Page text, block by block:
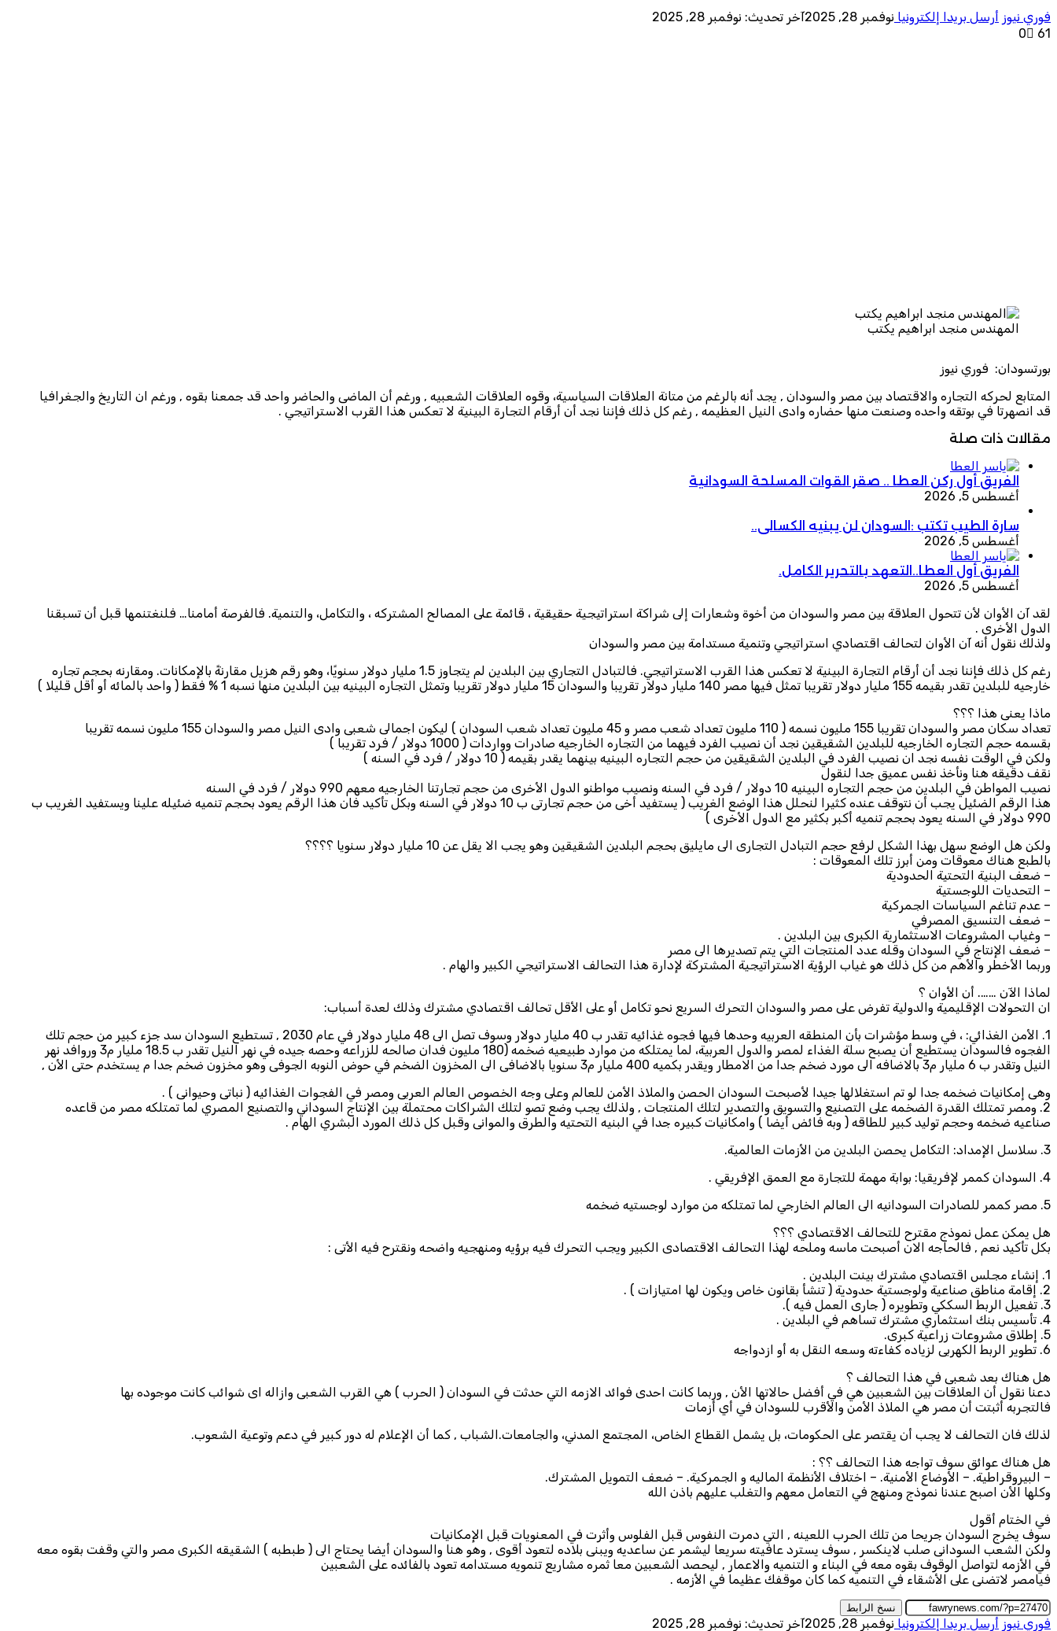
فوري نيوز أرسل بريدا إلكترونيا نوفمبر 28, 2025
آخر تحديث: نوفمبر 28, 2025
0
61
المهندس منجد ابراهيم يكتب
بورتسودان: فوري نيوز
المتابع لحركه التجاره والاقتصاد بين مصر والسودان , يجد أنه بالرغم من متانة العلاقات السياسية، وقوه العلاقات الشعبيه , ورغم أن الماضى والحاضر واحد قد جمعنا بقوه , ورغم ان التاريخ والجغرافيا
قد انصهرتا في بوتقه واحده وصنعت منها حضاره وادى النيل العظيمه , رغم كل ذلك فإننا نجد أن أرقام التجارة البينية لا تعكس هذا القرب الاستراتيجي .
مقالات ذات صلة
الفريق أول ركن العطا .. صقر القوات المسلحة السودانية
أغسطس 5, 2026
سارة الطيب تكتب :السودان لن يبنيه الكسالى..
أغسطس 5, 2026
الفريق أول العطا..التعهد بالتحرير الكامل.
أغسطس 5, 2026
لقد آن الأوان لأن تتحول العلاقة بين مصر والسودان من أخوة وشعارات إلى شراكة استراتيجية حقيقية ، قائمة على المصالح المشتركه ، والتكامل، والتنمية. فالفرصة أمامنا… فلنغتنمها قبل أن تسبقنا
الدول الأخرى .
ولذلك نقول أنه آن الأوان لتحالف اقتصادي استراتيجي وتنمية مستدامة بين مصر والسودان
رغم كل ذلك فإننا نجد أن أرقام التجارة البينية لا تعكس هذا القرب الاستراتيجي. فالتبادل التجاري بين البلدين لم يتجاوز 1.5 مليار دولار سنويًا، وهو رقم هزيل مقارنةً بالإمكانات. ومقارنه بحجم تجاره
خارجيه للبلدين تقدر بقيمه 155 مليار دولار تقريبا تمثل فيها مصر 140 مليار دولار تقريبا والسودان 15 مليار دولار تقريبا وتمثل التجاره البينيه بين البلدين منها نسبه 1 % فقط ( واحد بالمائه أو أقل قليلا )
ماذا يعنى هذا ؟؟؟
تعداد سكان مصر والسودان تقريبا 155 مليون نسمه ( 110 مليون تعداد شعب مصر و 45 مليون تعداد شعب السودان ) ليكون اجمالى شعبى وادى النيل مصر والسودان 155 مليون نسمه تقريبا
بقسمه حجم التجاره الخارجيه للبلدين الشقيقين نجد أن نصيب الفرد فيهما من التجاره الخارجيه صادرات وواردات ( 1000 دولار / فرد تقريبا )
ولكن في الوقت نفسه نجد ان نصيب الفرد في البلدين الشقيقين من حجم التجاره البينيه بينهما يقدر بقيمه ( 10 دولار / فرد في السنه )
نقف دقيقه هنا ونأخذ نفس عميق جدا لنقول
نصيب المواطن في البلدين من حجم التجاره البينيه 10 دولار / فرد في السنه ونصيب مواطنو الدول الأخرى من حجم تجارتنا الخارجيه معهم 990 دولار / فرد في السنه
هذا الرقم الضئيل يجب أن نتوقف عنده كثيرا لنحلل هذا الوضع الغريب ( يستفيد أخى من حجم تجارتى ب 10 دولار في السنه وبكل تأكيد فان هذا الرقم يعود بحجم تنميه ضئيله علينا ويستفيد الغريب ب
990 دولار في السنه يعود بحجم تنميه أكبر بكثير مع الدول الأخرى )
ولكن هل الوضع سهل بهذا الشكل لرفع حجم التبادل التجارى الى مايليق بحجم البلدين الشقيقين وهو يجب الا يقل عن 10 مليار دولار سنويا ؟؟؟؟
بالطبع هناك معوقات ومن أبرز تلك المعوقات :
– ضعف البنية التحتية الحدودية
– التحديات اللوجستية
– عدم تناغم السياسات الجمركية
– ضعف التنسيق المصرفي
– وغياب المشروعات الاستثمارية الكبرى بين البلدين .
– ضعف الإنتاج في السودان وقله عدد المنتجات التي يتم تصديرها الى مصر
وربما الأخطر والأهم من كل ذلك هو غياب الرؤية الاستراتيجية المشتركة لإدارة هذا التحالف الاستراتيجي الكبير والهام .
لماذا الآن ……. أن الأوان ؟
ان التحولات الإقليمية والدولية تفرض على مصر والسودان التحرك السريع نحو تكامل أو على الأقل تحالف اقتصادي مشترك وذلك لعدة أسباب:
1. الأمن الغذائي: ، في وسط مؤشرات بأن المنطقه العربيه وحدها فيها فجوه غذائيه تقدر ب 40 مليار دولار وسوف تصل الى 48 مليار دولار في عام 2030 , تستطيع السودان سد جزء كبير من حجم تلك
الفجوه فالسودان يستطيع أن يصبح سلة الغذاء لمصر والدول العربية، لما يمتلكه من موارد طبيعيه ضخمه (180 مليون فدان صالحه للزراعه وحصه جيده في نهر النيل تقدر ب 18.5 مليار م3 وروافد نهر
النيل وتقدر ب 6 مليار م3 بالاضافه الى مورد ضخم جدا من الامطار ويقدر بكميه 400 مليار م3 سنويا بالاضافى الى المخزون الضخم في حوض النوبه الجوفى وهو مخزون ضخم جدا م يستخدم حتى الأن ,
وهى إمكانيات ضخمه جدا لو تم استغلالها جيدا لأصبحت السودان الحصن والملاذ الأمن للعالم وعلى وجه الخصوص العالم العربى ومصر في الفجوات الغذائيه ( نباتى وحيوانى ) .
2. ومصر تمتلك القدرة الضخمه على التصنيع والتسويق والتصدير لتلك المنتجات , ولذلك يجب وضع تصو لتلك الشراكات محتملة بين الإنتاج السوداني والتصنيع المصري لما تمتلكه مصر من قاعده
صناعيه ضخمه وحجم توليد كبير للطاقه ( وبه فائض أيضا ) وامكانيات كبيره جدا في البنيه التحتيه والطرق والموانى وقبل كل ذلك المورد البشري الهام .
3. سلاسل الإمداد: التكامل يحصن البلدين من الأزمات العالمية.
4. السودان كممر لإفريقيا: بوابة مهمة للتجارة مع العمق الإفريقي .
5. مصر كممر للصادرات السودانيه الى العالم الخارجي لما تمتلكه من موارد لوجستيه ضخمه
هل يمكن عمل نموذج مقترح للتحالف الاقتصادي ؟؟؟
بكل تأكيد نعم , فالحاجه الان أصبحت ماسه وملحه لهذا التحالف الاقتصادى الكبير ويجب التحرك فيه برؤيه ومنهجيه واضحه ونقترح فيه الأتى :
1. إنشاء مجلس اقتصادي مشترك بينت البلدين .
2. إقامة مناطق صناعية ولوجستية حدودية ( تنشأ بقانون خاص ويكون لها امتيازات ) .
3. تفعيل الربط السككي وتطويره ( جارى العمل فيه ).
4. تأسيس بنك استثماري مشترك تساهم في البلدين .
5. إطلاق مشروعات زراعية كبرى.
6. تطوير الربط الكهربى لزياده كفاءته وسعه النقل به أو ازدواجه
هل هناك بعد شعبى في هذا التحالف ؟
دعنا نقول أن العلاقات بين الشعبين هي في أفضل حالاتها الأن , وربما كانت احدى فوائد الازمه التي حدثت في السودان ( الحرب ) هي القرب الشعبى وازاله اى شوائب كانت موجوده بها
فالتجربه أثبتت أن مصر هي الملاذ الأمن والأقرب للسودان في أي أزمات
لذلك فان التحالف لا يجب أن يقتصر على الحكومات، بل يشمل القطاع الخاص، المجتمع المدني، والجامعات.الشباب , كما أن الإعلام له دور كبير في دعم وتوعية الشعوب.
هل هناك عوائق سوف تواجه هذا التحالف ؟؟ :
– البيروقراطية. – الأوضاع الأمنية. – اختلاف الأنظمة الماليه و الجمركية. – ضعف التمويل المشترك.
وكلها الأن اصبح عندنا نموذج ومنهج في التعامل معهم والتغلب عليهم باذن الله
في الختام أقول
سوف يخرج السودان جريحا من تلك الحرب اللعينه , التي دمرت النفوس قبل الفلوس وأثرت في المعنويات قبل الإمكانيات
ولكن الشعب السودانى صلب لاينكسر , سوف يسترد عافيته سريعا ليشمر عن ساعديه ويبنى بلاده لتعود أقوى , وهو هنا والسودان أيضا يحتاج الى ( طبطبه ) الشقيقه الكبرى مصر والتي وقفت بقوه معه
في الأزمه لتواصل الوقوف بقوه معه في البناء و التنميه والاعمار , ليحصد الشعبين معا ثمره مشاريع تنمويه مستدامه تعود بالفائده على الشعبين
فيامصر لاتضنى على الأشقاء في التنميه كما كان موقفك عظيما في الأزمه .
نسخ الرابط
فوري نيوز أرسل بريدا إلكترونيا نوفمبر 28, 2025 آخر تحديث: نوفمبر 28, 2025